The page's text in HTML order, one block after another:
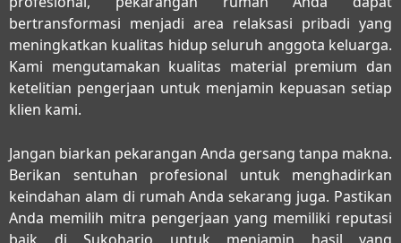
bertransformasi menjadi area relaksasi pribadi yang
meningkatkan kualitas hidup seluruh anggota keluarga.
Kami mengutamakan kualitas material premium dan
ketelitian pengerjaan untuk menjamin kepuasan setiap
klien kami.
Jangan biarkan pekarangan Anda gersang tanpa makna.
Berikan sentuhan profesional untuk menghadirkan
keindahan alam di rumah Anda sekarang juga. Pastikan
Anda memilih mitra pengerjaan yang memiliki reputasi
baik di Sukoharjo untuk menjamin hasil yang